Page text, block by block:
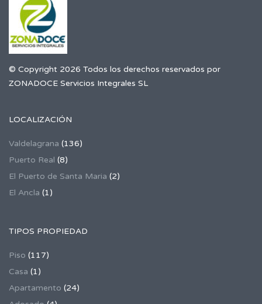
© Copyright 2026 Todos los derechos reservados por
ZONADOCE Servicios Integrales SL
LOCALIZACIÓN
Valdelagrana (136)
Puerto Real (8)
El Puerto de Santa Maria (2)
El Ancla (1)
TIPOS PROPIEDAD
Piso (117)
Casa (1)
Apartamento (24)